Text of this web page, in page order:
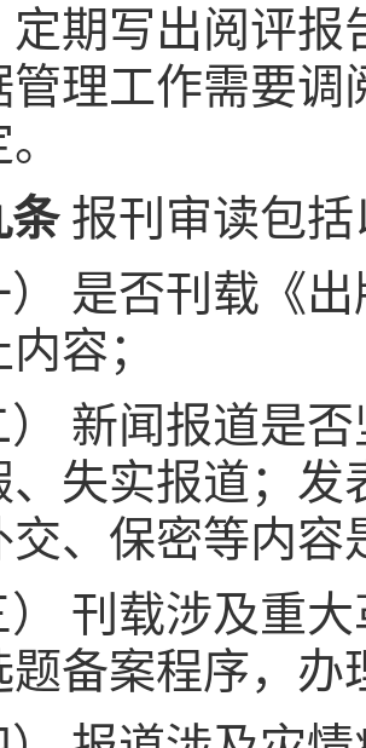
定期写出阅评
管理工作需要
条报刊审读包括
） 是否刊载《
容；
） 新闻报道是
、失实报道；
交、保密等内容
） 刊载涉及重
题备案程序，办